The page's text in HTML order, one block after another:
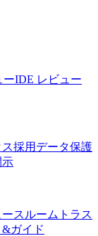
ーIDE レビュー
採用 データ保護
示
スルーム トラス
ガイド